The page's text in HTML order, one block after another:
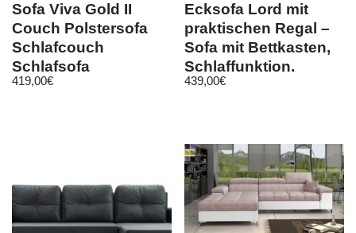
Sofa Viva Gold II
Couch Polstersofa
Schlafcouch
Schlafsofa
Bettkasten
419,00€
Ecksofa Lord mit
praktischen Regal –
Sofa mit Bettkasten,
Schlaffunktion,
Schlafsofa
439,00€